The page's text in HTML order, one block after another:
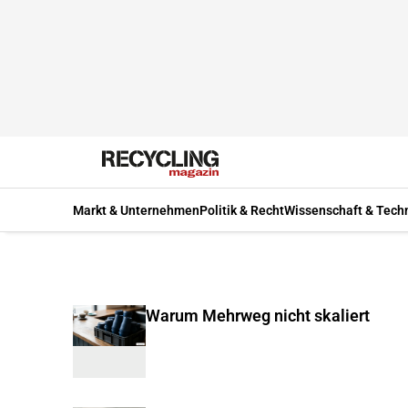
Markt & UnternehmenPolitik & RechtWissenschaft &
Warum Mehrweg nicht skaliert